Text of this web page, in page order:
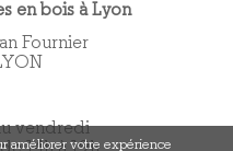
en bois à Lyon
Fournier
vendredi
améliorer votre expérience